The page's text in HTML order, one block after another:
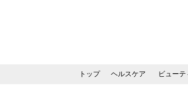
トップ ヘルスケア ビューテ